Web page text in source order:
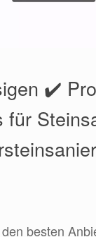
✔️
für
besten